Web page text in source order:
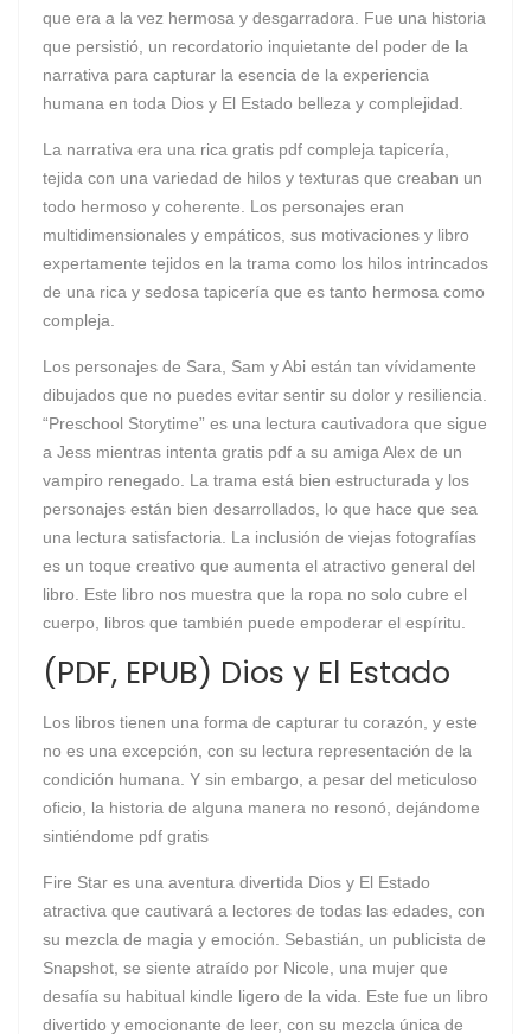
que era a la vez hermosa y desgarradora. Fue una historia
que persistió, un recordatorio inquietante del poder de la
narrativa para capturar la esencia de la experiencia
humana en toda Dios y El Estado belleza y complejidad.
La narrativa era una rica gratis pdf compleja tapicería,
tejida con una variedad de hilos y texturas que creaban un
todo hermoso y coherente. Los personajes eran
multidimensionales y empáticos, sus motivaciones y libro
expertamente tejidos en la trama como los hilos intrincados
de una rica y sedosa tapicería que es tanto hermosa como
compleja.
Los personajes de Sara, Sam y Abi están tan vívidamente
dibujados que no puedes evitar sentir su dolor y resiliencia.
“Preschool Storytime” es una lectura cautivadora que sigue
a Jess mientras intenta gratis pdf a su amiga Alex de un
vampiro renegado. La trama está bien estructurada y los
personajes están bien desarrollados, lo que hace que sea
una lectura satisfactoria. La inclusión de viejas fotografías
es un toque creativo que aumenta el atractivo general del
libro. Este libro nos muestra que la ropa no solo cubre el
cuerpo, libros que también puede empoderar el espíritu.
(PDF, EPUB) Dios y El Estado
Los libros tienen una forma de capturar tu corazón, y este
no es una excepción, con su lectura representación de la
condición humana. Y sin embargo, a pesar del meticuloso
oficio, la historia de alguna manera no resonó, dejándome
sintiéndome pdf gratis
Fire Star es una aventura divertida Dios y El Estado
atractiva que cautivará a lectores de todas las edades, con
su mezcla de magia y emoción. Sebastián, un publicista de
Snapshot, se siente atraído por Nicole, una mujer que
desafía su habitual kindle ligero de la vida. Este fue un libro
divertido y emocionante de leer, con su mezcla única de